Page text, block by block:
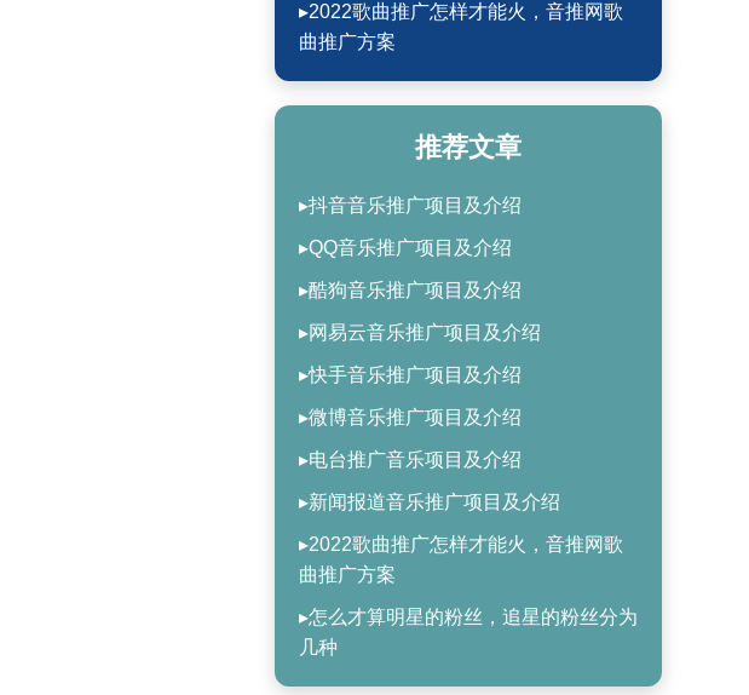
▸2022歌曲推广怎样才能火，音推网歌
曲推广方案
推荐文章
▸抖音音乐推广项目及介绍
▸QQ音乐推广项目及介绍
▸酷狗音乐推广项目及介绍
▸网易云音乐推广项目及介绍
▸快手音乐推广项目及介绍
▸微博音乐推广项目及介绍
▸电台推广音乐项目及介绍
▸新闻报道音乐推广项目及介绍
▸2022歌曲推广怎样才能火，音推网歌
曲推广方案
▸怎么才算明星的粉丝，追星的粉丝分为
几种